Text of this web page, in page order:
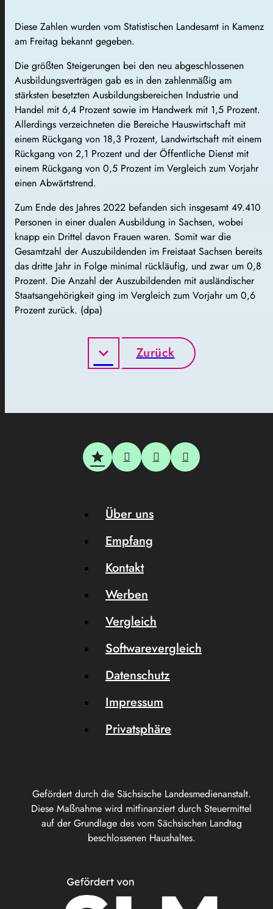
Diese Zahlen wurden vom Statistischen Landesamt in Kamenz
am Freitag bekannt gegeben.
Die größten Steigerungen bei den neu abgeschlossenen
Ausbildungsverträgen gab es in den zahlenmäßig am
stärksten besetzten Ausbildungsbereichen Industrie und
Handel mit 6,4 Prozent sowie im Handwerk mit 1,5 Prozent.
Allerdings verzeichneten die Bereiche Hauswirtschaft mit
einem Rückgang von 18,3 Prozent, Landwirtschaft mit einem
Rückgang von 2,1 Prozent und der Öffentliche Dienst mit
einem Rückgang von 0,5 Prozent im Vergleich zum Vorjahr
einen Abwärtstrend.
Zum Ende des Jahres 2022 befanden sich insgesamt 49.410
Personen in einer dualen Ausbildung in Sachsen, wobei
knapp ein Drittel davon Frauen waren. Somit war die
Gesamtzahl der Auszubildenden im Freistaat Sachsen bereits
das dritte Jahr in Folge minimal rückläufig, und zwar um 0,8
Prozent. Die Anzahl der Auszubildenden mit ausländischer
Staatsangehörigkeit ging im Vergleich zum Vorjahr um 0,6
Prozent zurück. (dpa)
Zurück
Gefördert durch die Sächsische Landesmedienanstalt.
Diese Maßnahme wird mitfinanziert durch Steuermittel
auf der Grundlage des vom Sächsischen Landtag
beschlossenen Haushaltes.
Über uns
Empfang
Kontakt
Werben
Vergleich
Softwarevergleich
Datenschutz
Impressum
Privatsphäre